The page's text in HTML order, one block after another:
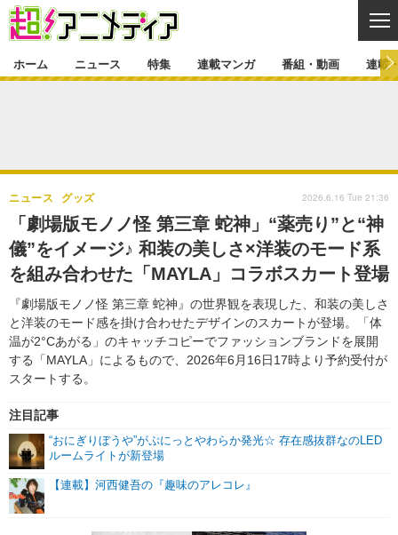
ゲーム・アプリ マンガ
グッズ イベント
声優 コスプレ
舞台 新帝スタ
特集一覧 カバー
ラキりす
連載マンガ
連載マンガ一覧 連載一覧
番組・動画
番組・動画一覧 ラジオ
動画
連載・ブログ
連載・ブログ一覧
編集部ブログ・お知らせ
ホーム ニュース 特集 連載マンガ 番組・動画 連載
「劇場版モノノ怪 第三章 蛇神」“薬売り”と“神
儀”をイメージ♪ 和装の美しさ×洋装のモード系
を組み合わせた「MAYLA」コラボスカート登場
『劇場版モノノ怪 第三章 蛇神』の世界観を表現した、和装の美しさ
と洋装のモード感を掛け合わせたデザインのスカートが登場。「体
温が2°Cあがる」のキャッチコピーでファッションブランドを展開
する「MAYLA」によるもので、2026年6月16日17時より予約受付が
スタートする。
ニュース グッズ
注目記事
“おにぎりぼうや”がぷにっとやわらか発光☆ 存在感抜群なのLED
ルームライトが新登場
【連載】河西健吾の『趣味のアレコレ』
2026.6.16 Tue 21:36